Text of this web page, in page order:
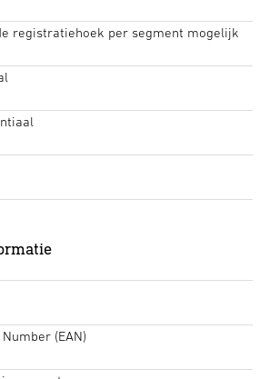
registratiehoek per segment mogelijk
(EAN)